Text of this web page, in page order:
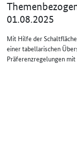
01.08.2025
Mit Hilfe der
einer tabellarischen
Präferenzregelungen